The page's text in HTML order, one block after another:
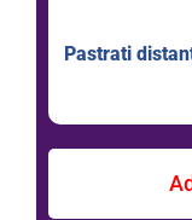
Pastrati